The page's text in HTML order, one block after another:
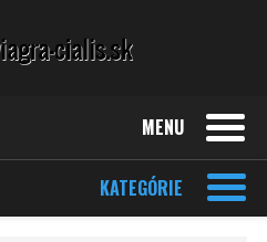
MENU
KATEGÓRIE